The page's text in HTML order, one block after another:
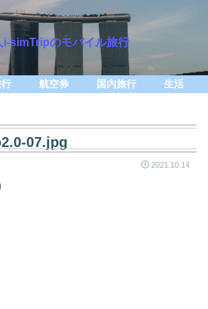
i-simTripのモバイル旅行
航空券 国内旅行 生活
07.jpg
2021.10.14